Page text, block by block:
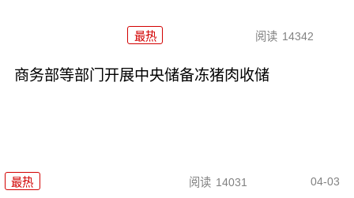
最热 阅读 14342
商务部等部门开展中央储备冻猪肉收储
最热 阅读 14031 04-03